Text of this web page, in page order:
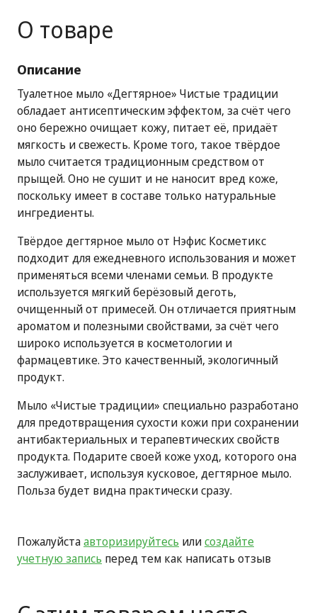
О товаре
Описание
Туалетное мыло «Дегтярное» Чистые традиции
обладает антисептическим эффектом, за счёт чего
оно бережно очищает кожу, питает её, придаёт
мягкость и свежесть. Кроме того, такое твёрдое
мыло считается традиционным средством от
прыщей. Оно не сушит и не наносит вред коже,
поскольку имеет в составе только натуральные
ингредиенты.
Твёрдое дегтярное мыло от Нэфис Косметикс
подходит для ежедневного использования и может
применяться всеми членами семьи. В продукте
используется мягкий берёзовый деготь,
очищенный от примесей. Он отличается приятным
ароматом и полезными свойствами, за счёт чего
широко используется в косметологии и
фармацевтике. Это качественный, экологичный
продукт.
Мыло «Чистые традиции» специально разработано
для предотвращения сухости кожи при сохранении
антибактериальных и терапевтических свойств
продукта. Подарите своей коже уход, которого она
заслуживает, используя кусковое, дегтярное мыло.
Польза будет видна практически сразу.
Пожалуйстаавторизируйтесь илисоздайте
учетную запись перед тем как написать отзыв